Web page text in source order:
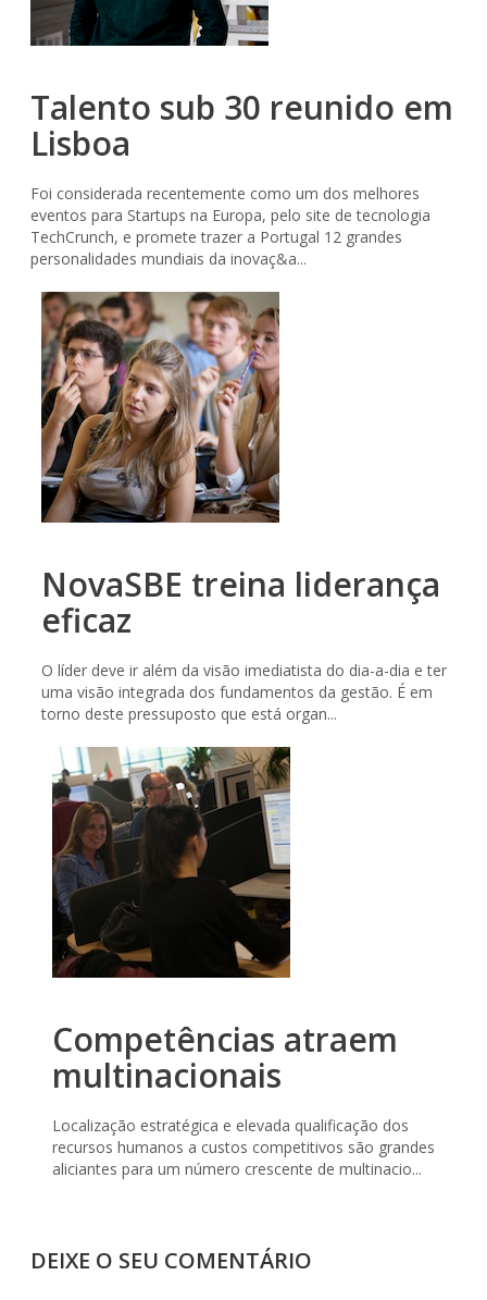
Talento sub 30 reunido em
Lisboa
Foi considerada recentemente como um dos melhores
eventos para Startups na Europa, pelo site de tecnologia
TechCrunch, e promete trazer a Portugal 12 grandes
personalidades mundiais da inovaç&a...
NovaSBE treina liderança
eficaz
O líder deve ir além da visão imediatista do dia-a-dia e ter
uma visão integrada dos fundamentos da gestão. É em
torno deste pressuposto que está organ...
Competências atraem
multinacionais
Localização estratégica e elevada qualificação dos
recursos humanos a custos competitivos são grandes
aliciantes para um número crescente de multinacio...
DEIXE O SEU COMENTÁRIO